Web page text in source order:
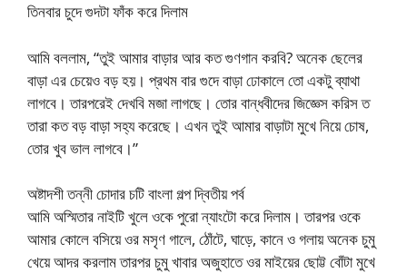
তিনবার চুদে গুদটা ফাঁক করে দিলাম
আমি বললাম, “তুই আমার বাড়ার আর কত গুণগান করবি? অনেক ছেলের
বাড়া এর চেয়েও বড় হয়। প্রথম বার গুদে বাড়া ঢোকালে তো একটু ব্যাথা
লাগবে। তারপরেই দেখবি মজা লাগছে। তোর বান্ধবীদের জিজ্ঞেস করিস ত
তারা কত বড় বাড়া সহ্য করেছে। এখন তুই আমার বাড়াটা মুখে নিয়ে চোষ,
তোর খুব ভাল লাগবে।”
অষ্টাদশী তন্নী চোদার চটি বাংলা গল্প দ্বিতীয় পর্ব
আমি অস্মিতার নাইটি খুলে ওকে পুরো ন্যাংটো করে দিলাম। তারপর ওকে
আমার কোলে বসিয়ে ওর মসৃণ গালে, ঠোঁটে, ঘাড়ে, কানে ও গলায় অনেক চুমু
খেয়ে আদর করলাম তারপর চুমু খাবার অজুহাতে ওর মাইয়ের ছোট্ট বোঁটা মুখে